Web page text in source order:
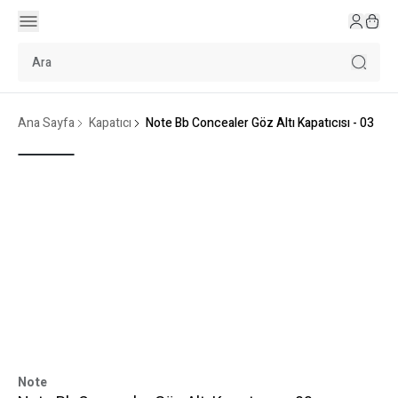
Ana Sayfa Kapatıcı Note Bb Concealer Göz Altı Kapatıcısı - 03
Note